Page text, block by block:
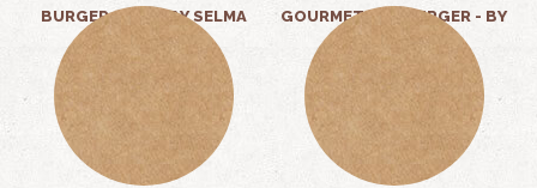
BURGER 2FAN - BY SELMA
KARIĆ
15,00 KM
GOURMET FAN BURGER - BY
SELMA KARIĆ
10,00 KM